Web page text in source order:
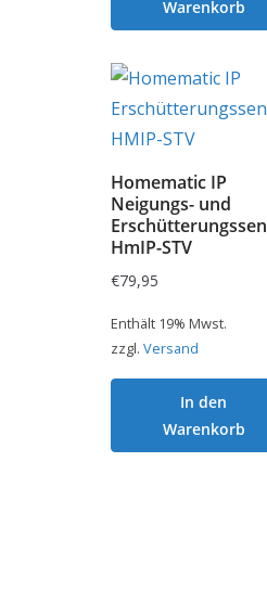
Warenkorb
Homematic IP
Neigungs- und
HmIP-STV
€79,95
Enthält 19% Mwst.
zzgl. Versand
In den
Warenkorb